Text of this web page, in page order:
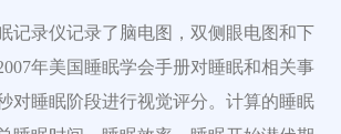
记录仪记录了脑电图，双侧眼电图和下
年美国睡眠学会手册对睡眠和相关事
对睡眠阶段进行视觉评分。计算的睡眠